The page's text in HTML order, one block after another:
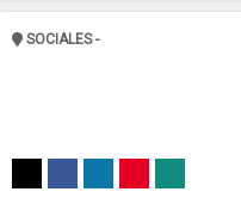
SOCIALES -